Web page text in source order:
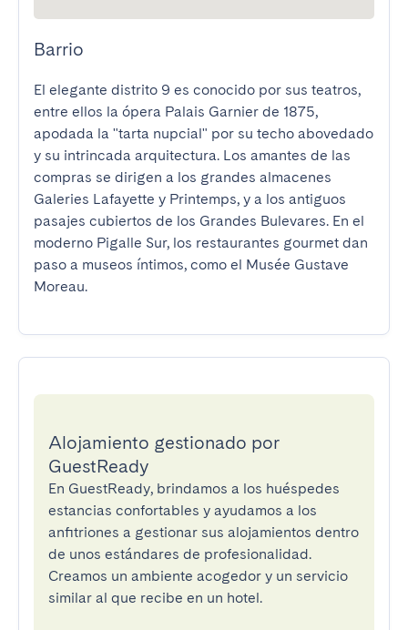
Barrio
El elegante distrito 9 es conocido por sus teatros,
entre ellos la ópera Palais Garnier de 1875,
apodada la "tarta nupcial" por su techo abovedado
y su intrincada arquitectura. Los amantes de las
compras se dirigen a los grandes almacenes
Galeries Lafayette y Printemps, y a los antiguos
pasajes cubiertos de los Grandes Bulevares. En el
moderno Pigalle Sur, los restaurantes gourmet dan
paso a museos íntimos, como el Musée Gustave
Moreau.
Alojamiento gestionado por
GuestReady
En GuestReady, brindamos a los huéspedes
estancias confortables y ayudamos a los
anfitriones a gestionar sus alojamientos dentro
de unos estándares de profesionalidad.
Creamos un ambiente acogedor y un servicio
similar al que recibe en un hotel.